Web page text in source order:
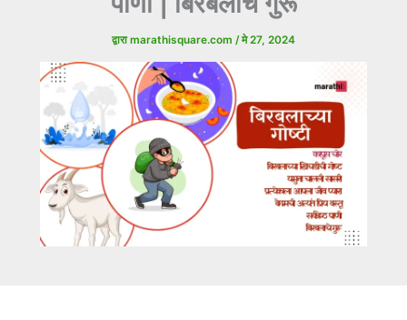
द्वारा marathisquare.com /मे 27, 2024